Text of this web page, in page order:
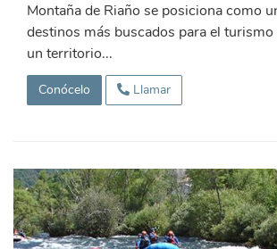
Montaña de Riaño se posiciona como
destinos más buscados para el turismo
un territorio...
Conócelo Llamar